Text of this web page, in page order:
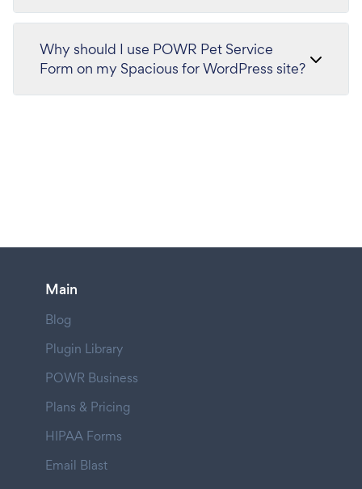
Why should I use POWR Pet Service
Form on my Spacious for WordPress site?
Main
Blog
Plugin Library
POWR Business
Plans & Pricing
HIPAA Forms
Email Blast